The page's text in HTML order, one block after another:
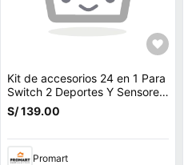
Kit de accesorios 24 en 1 Para
Switch 2 Deportes Y Sensores
Q Nintendo Switch 2
S/ 139.00
Promart